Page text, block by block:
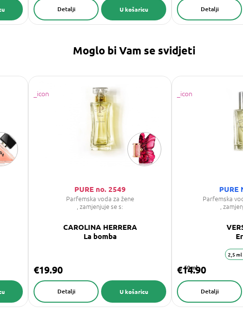
U košaricu
Detalji Detalji
Moglo bi Vam se svidjeti
PURE no. 2549
Parfemska voda za žene
, zamjenjuje se s:
CAROLINA HERRERA
La bomba
€19.90
U košaricu
Detalji
PURE
Parfemska
,
50 ml
€14.90
Detalji
2,5 ml